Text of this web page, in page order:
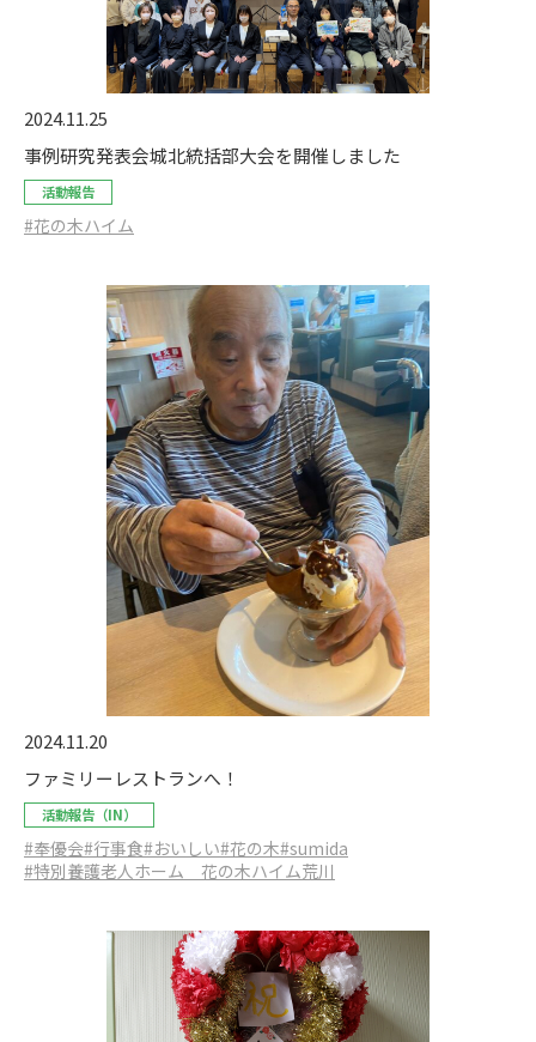
2024.11.25
事例研究発表会城北統括部大会を開催しました
活動報告
#花の木ハイム
2024.11.20
ファミリーレストランへ！
活動報告（IN）
#奉優会#行事食#おいしい#花の木#sumida
#特別養護老人ホーム 花の木ハイム荒川